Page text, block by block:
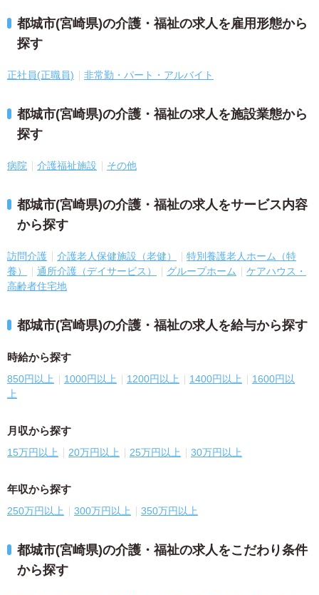
都城市(宮崎県)の介護・福祉の求人を雇用形態から
探す
正社員(正職員) 非常勤・パート・アルバイト
都城市(宮崎県)の介護・福祉の求人を施設業態から
探す
病院 介護福祉施設 その他
都城市(宮崎県)の介護・福祉の求人をサービス内容
から探す
訪問介護 介護老人保健施設（老健）
特別養護老人ホーム（特
養）
通所介護（デイサービス） グループホーム
ケアハウス・
高齢者住宅地
都城市(宮崎県)の介護・福祉の求人を給与から探す
時給から探す
850円以上 1000円以上 1200円以上 1400円以上
1600円以
上
月収から探す
15万円以上 20万円以上 25万円以上 30万円以上
年収から探す
250万円以上 300万円以上 350万円以上
都城市(宮崎県)の介護・福祉の求人をこだわり条件
から探す